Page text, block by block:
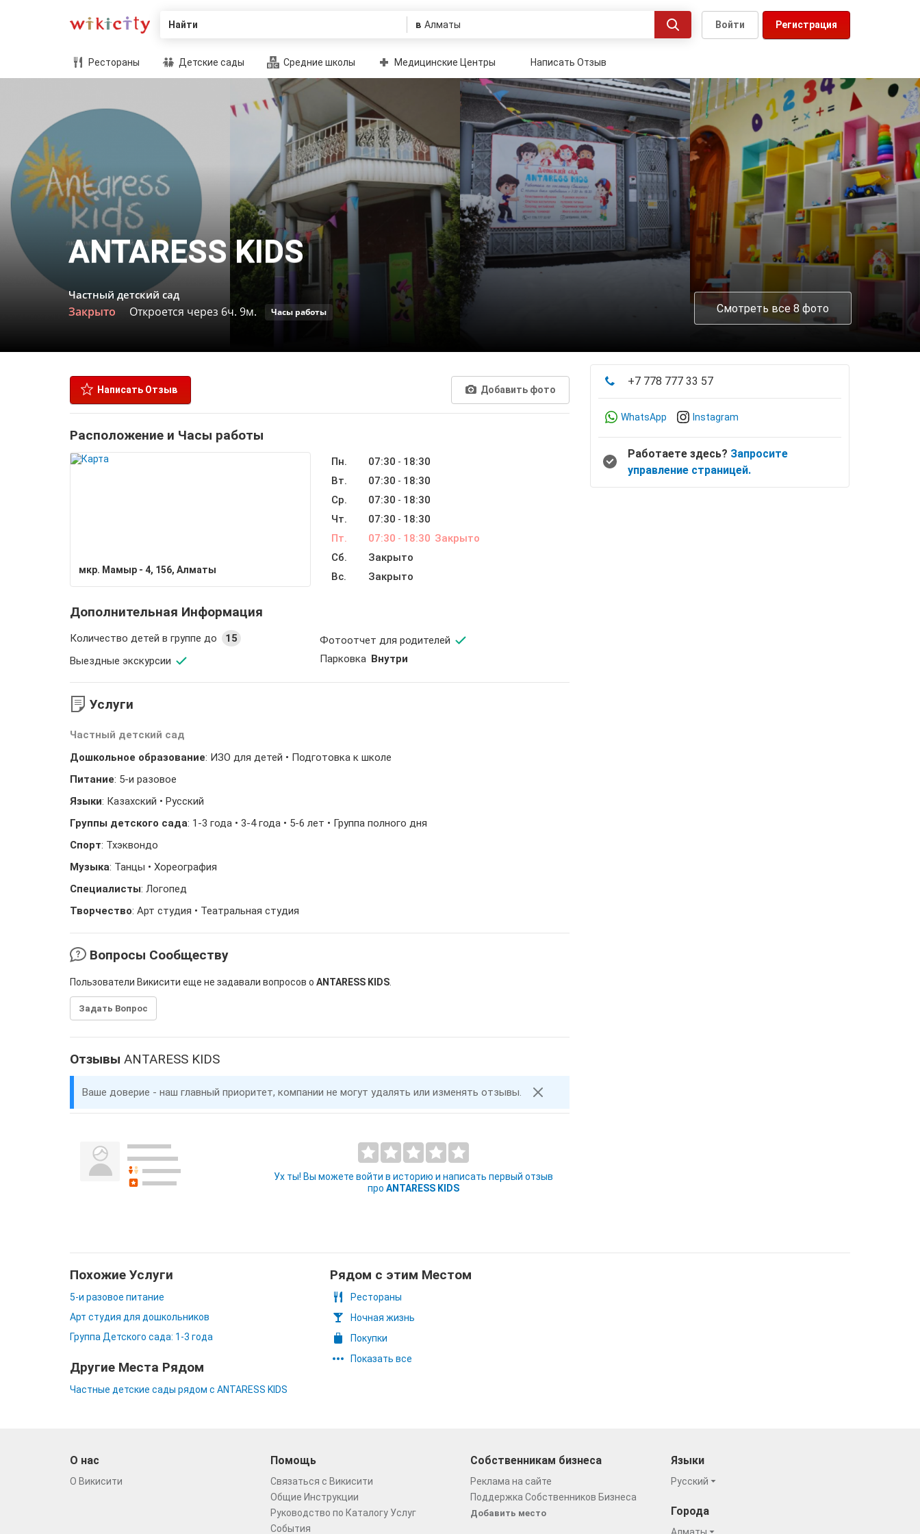
Найти в Регистрация
Войти
Рестораны Детские сады Средние школы Медицинские Центры Написать Отзыв
ANTARESS KIDS
Частный детский сад
Закрыто Откроется через 6ч. 9м. Часы работы Смотреть все 8 фото
Написать Отзыв Добавить фото
Расположение и Часы работы
мкр. Мамыр - 4, 156, Алматы
Пн. 07:30 - 18:30
Вт.
07:30 - 18:30
Ср.
07:30 - 18:30
Чт.
07:30 - 18:30
Пт.
07:30 - 18:30 Закрыто
Сб.
Закрыто
Вс.
Закрыто
Дополнительная Информация
Количество детей в группе до 15
Фотоотчет для родителей
Выездные экскурсии
Парковка Внутри
Услуги
Частный детский сад
Дошкольное образование: ИЗО для детей • Подготовка к школе
Питание: 5-и разовое
Языки: Казахский • Русский
Группы детского сада: 1-3 года • 3-4 года • 5-6 лет • Группа полного дня
Спорт: Тхэквондо
Музыка: Танцы • Хореография
Специалисты: Логопед
Творчество: Арт студия • Театральная студия
Вопросы Сообществу
Пользователи Викисити еще не задавали вопросов о ANTARESS KIDS
Задать Вопрос
Отзывы ANTARESS KIDS
Ваше доверие - наш главный приоритет, компании не могут удалять или изменять отзывы.
Ух ты! Вы можете войти в историю и написать первый отзыв
про ANTARESS KIDS
+7 778 777 33 57
WhatsApp Instagram
Работаете здесь? Запросите
управление страницей.
Похожие Услуги
5-и разовое питание
Арт студия для дошкольников
Группа Детского сада: 1-3 года
Другие Места Рядом
Частные детские сады рядом с ANTARESS KIDS
Рядом с этим Местом
Рестораны
Ночная жизнь
Покупки
Показать все
О нас
О Викисити
Помощь
Связаться с Викисити
Общие Инструкции
Руководство по Каталогу Услуг
События
Собственникам бизнеса
Реклама на сайте
Поддержка Собственников Бизнеса
Добавить место
Языки
Русский
Города